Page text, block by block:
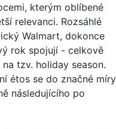
kterým oblíbené
relevanci. Rozsáhlé
Walmart, dokonce
rok spojují - celkově
tzv. holiday season.
étos se do značné míry
následujícího po